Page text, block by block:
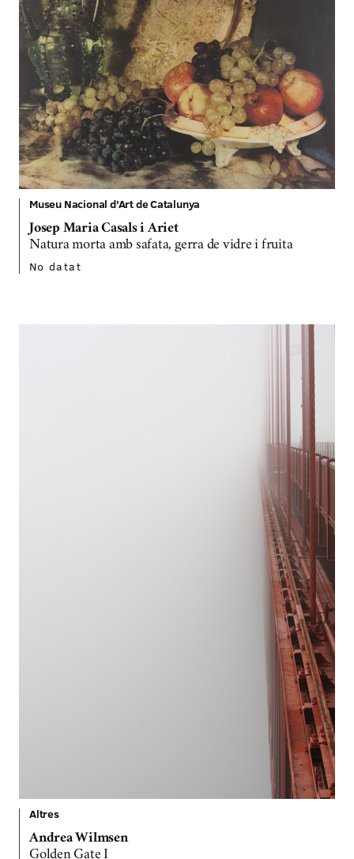
Museu Nacional d'Art de Catalunya
Josep Maria Casals i Ariet
Natura morta amb safata, gerra de vidre i fruita
No datat
Altres
Andrea Wilmsen
Golden Gate I